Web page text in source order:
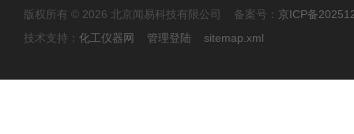
版权所有 © 2026 北京闻易科技有限公司 备案号： 京ICP备
技术支持： 化工仪器网 管理登陆 sitemap.xml